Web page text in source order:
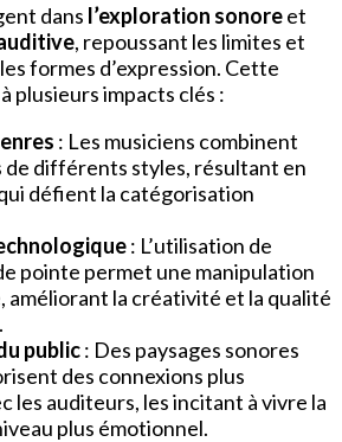
dans l’exploration sonoreet
, repoussant les limites et
formes d’expression. Cette
plusieurs impacts clés :
: Les musiciens combinent
de différents styles, résultant en
défient la catégorisation
: L’utilisation de
pointe permet une manipulation
améliorant la créativité et la qualité
public: Des paysages sonores
des connexions plus
les auditeurs, les incitant à vivre la
plus émotionnel.